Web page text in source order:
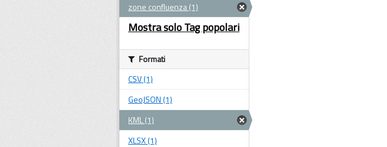
zone confluenza (1)
Mostra solo Tag popolari
Formati
CSV (1)
GeoJSON (1)
KML (1)
XLSX (1)